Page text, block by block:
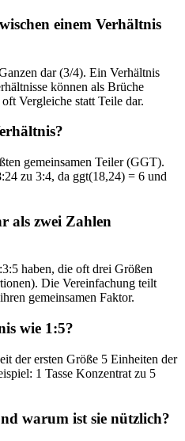
einem Verhältnis
dar (3/4). Ein Verhältnis
können als Brüche
Vergleiche statt Teile dar.
gemeinsamen Teiler (GGT).
zu 3:4, da ggt(18,24) = 6 und
als zwei Zahlen
haben, die oft drei Größen
Die Vereinfachung teilt
gemeinsamen Faktor.
wie 1:5?
der ersten Größe 5 Einheiten der
1 Tasse Konzentrat zu 5
warum ist sie nützlich?